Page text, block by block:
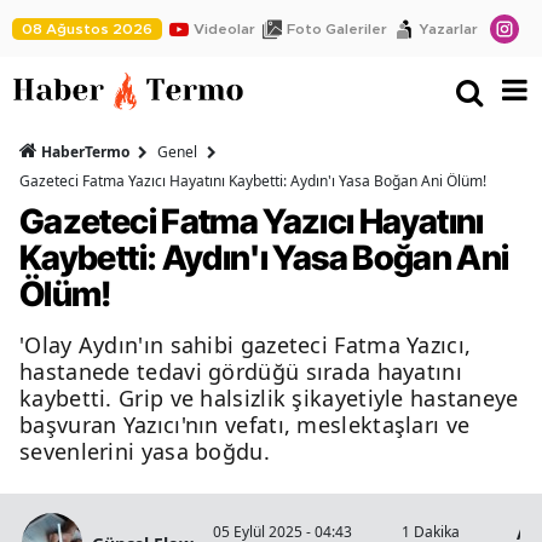
08 Ağustos 2026 Videolar Foto Galeriler Yazarlar
HaberTermo
Genel
Gazeteci Fatma Yazıcı Hayatını Kaybetti: Aydın'ı Yasa Boğan Ani Ölüm!
Gazeteci Fatma Yazıcı Hayatını
Kaybetti: Aydın'ı Yasa Boğan Ani
Ölüm!
'Olay Aydın'ın sahibi gazeteci Fatma Yazıcı,
hastanede tedavi gördüğü sırada hayatını
kaybetti. Grip ve halsizlik şikayetiyle hastaneye
başvuran Yazıcı'nın vefatı, meslektaşları ve
sevenlerini yasa boğdu.
05 Eylül 2025 - 04:43
1 Dakika